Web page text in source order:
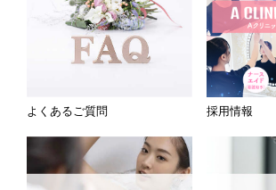
よくあるご質問 採用情報